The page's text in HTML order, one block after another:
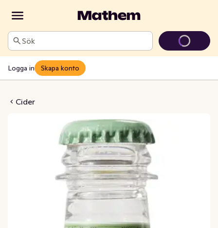
Sök
Logga in Skapa konto
Cider
Alkoholfri 0,5%